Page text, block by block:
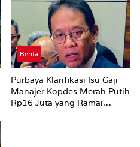
Berita
Purbaya Klarifikasi Isu Gaji
Manajer Kopdes Merah Putih
Rp16 Juta yang Ramai